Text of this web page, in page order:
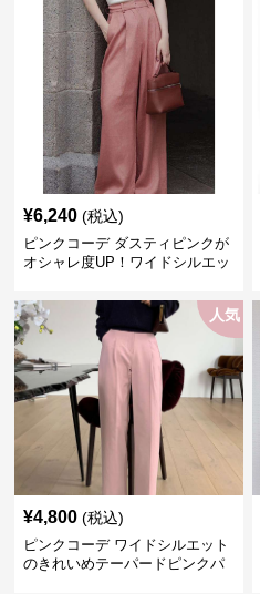
¥6,240 (税込)
ピンクコーデ ダスティピンクが
オシャレ度UP！ワイドシルエッ
人気
¥4,800 (税込)
ピンクコーデ ワイドシルエット
のきれいめテーパードピンクパ